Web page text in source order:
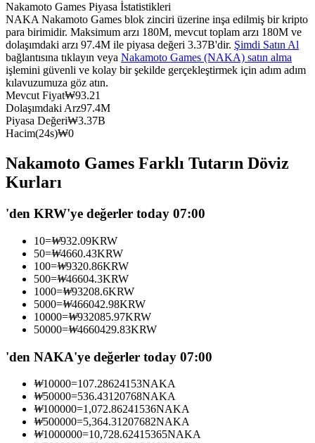
Kopya Ticaret
Kopya Tüccarı Olun
Kâr paylaşımı ve kopya ticaret komisyonlarının tadını çıkarın
Nakamoto Games Piyasa İstatistikleri
NAKA Nakamoto Games blok zinciri üzerine inşa edilmiş bir kripto
para birimidir. Maksimum arzı 180M, mevcut toplam arzı 180M ve
dolaşımdaki arzı 97.4M ile piyasa değeri 3.37B'dir. Şimdi Satın Al
bağlantısına tıklayın veya Nakamoto Games (NAKA) satın alma
işlemini güvenli ve kolay bir şekilde gerçekleştirmek için adım adım
kılavuzumuza göz atın.
Mevcut Fiyat₩93.21
Dolaşımdaki Arz97.4M
Piyasa Değeri₩3.37B
Hacim(24s)₩0
Nakamoto Games Farklı Tutarın Döviz
Kurları
'den KRW'ye değerler today 07:00
10=₩932.09KRW
50=₩4660.43KRW
100=₩9320.86KRW
500=₩46604.3KRW
1000=₩93208.6KRW
5000=₩466042.98KRW
10000=₩932085.97KRW
50000=₩4660429.83KRW
'den NAKA'ye değerler today 07:00
₩10000=107.28624153NAKA
₩50000=536.43120768NAKA
₩100000=1,072.86241536NAKA
₩500000=5,364.31207682NAKA
₩1000000=10,728.62415365NAKA